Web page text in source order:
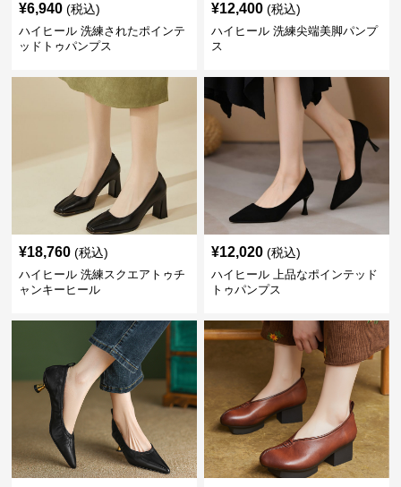
¥6,940 (税込)
ハイヒール 洗練されたポインテ
ッドトゥパンプス
¥12,400 (税込)
ハイヒール 洗練尖端美脚パンプ
ス
¥18,760 (税込)
ハイヒール 洗練スクエアトゥチ
ャンキーヒール
¥12,020 (税込)
ハイヒール 上品なポインテッド
トゥパンプス